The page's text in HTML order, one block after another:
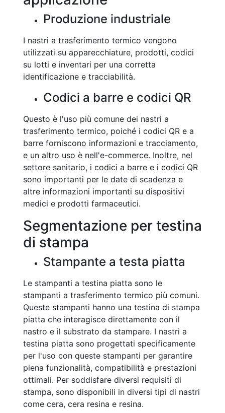
Produzione industriale
I nastri a trasferimento termico vengono
utilizzati su apparecchiature, prodotti, codici
su lotti e inventari per una corretta
identificazione e tracciabilità.
Codici a barre e codici QR
Questo è l'uso più comune dei nastri a
trasferimento termico, poiché i codici QR e a
barre forniscono informazioni e tracciamento,
e un altro uso è nell'e-commerce. Inoltre, nel
settore sanitario, i codici a barre e i codici QR
sono importanti per le date di scadenza e
altre informazioni importanti su dispositivi
medici e prodotti farmaceutici.
Segmentazione per testina
di stampa
Stampante a testa piatta
Le stampanti a testina piatta sono le
stampanti a trasferimento termico più comuni.
Queste stampanti hanno una testina di stampa
piatta che interagisce direttamente con il
nastro e il substrato da stampare. I nastri a
testina piatta sono progettati specificamente
per l'uso con queste stampanti per garantire
piena funzionalità, compatibilità e prestazioni
ottimali. Per soddisfare diversi requisiti di
stampa, sono disponibili in diversi tipi di nastri
come cera, cera resina e resina.